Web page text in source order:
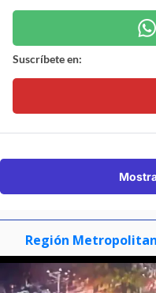
Suscríbete en:
Región